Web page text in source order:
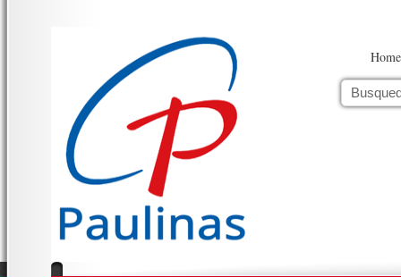
Home